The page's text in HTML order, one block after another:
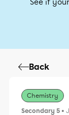
See if
Back
Chemistry
Secondary 5 •